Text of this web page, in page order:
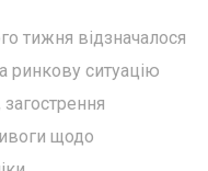
тижня відзначалося
ринкову ситуацію
щодо